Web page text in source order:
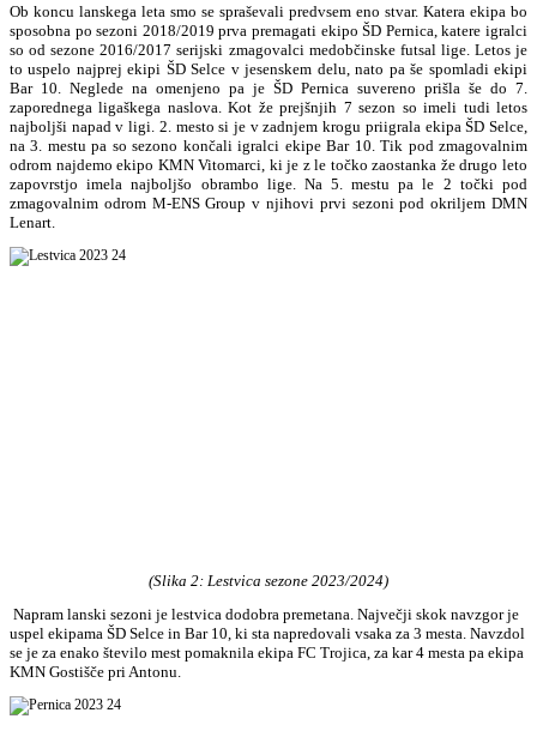
Ob koncu lanskega leta smo se spraševali predvsem eno stvar. Katera ekipa bo
sposobna po sezoni 2018/2019 prva premagati ekipo ŠD Pernica, katere igralci
so od sezone 2016/2017 serijski zmagovalci medobčinske futsal lige. Letos je
to uspelo najprej ekipi ŠD Selce v jesenskem delu, nato pa še spomladi ekipi
Bar 10. Neglede na omenjeno pa je ŠD Pernica suvereno prišla še do 7.
zaporednega ligaškega naslova. Kot že prejšnjih 7 sezon so imeli tudi letos
najboljši napad v ligi. 2. mesto si je v zadnjem krogu priigrala ekipa ŠD Selce,
na 3. mestu pa so sezono končali igralci ekipe Bar 10. Tik pod zmagovalnim
odrom najdemo ekipo KMN Vitomarci, ki je z le točko zaostanka že drugo leto
zapovrstjo imela najboljšo obrambo lige. Na 5. mestu pa le 2 točki pod
zmagovalnim odrom M-ENS Group v njihovi prvi sezoni pod okriljem DMN
Lenart.
(Slika 2: Lestvica sezone 2023/2024)
Napram lanski sezoni je lestvica dodobra premetana. Največji skok navzgor je
uspel ekipama ŠD Selce in Bar 10, ki sta napredovali vsaka za 3 mesta. Navzdol
se je za enako število mest pomaknila ekipa FC Trojica, za kar 4 mesta pa ekipa
KMN Gostišče pri Antonu.